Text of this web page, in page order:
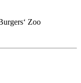
Zoo